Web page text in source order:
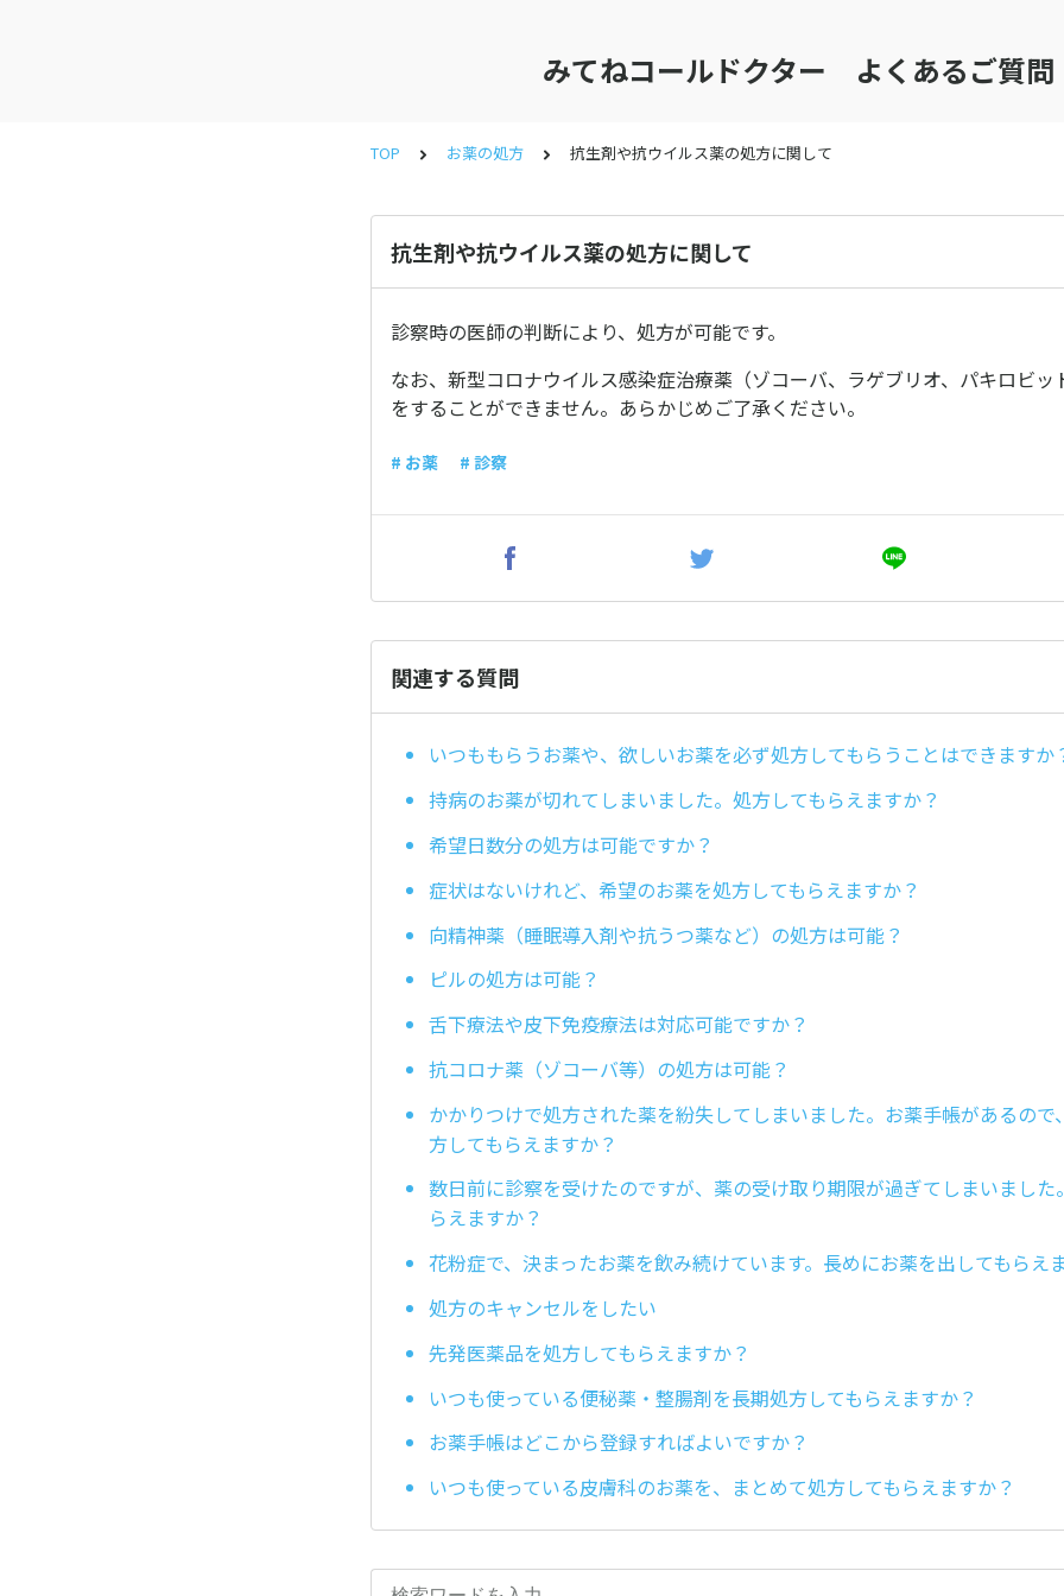
みてねコールドクター よくあるご質問
TOP お薬の処方 抗生剤や抗ウイルス薬の処方に関して
抗生剤や抗ウイルス薬の処方に関して
診察時の医師の判断により、処方が可能です。
なお、新型コロナウイルス感染症治療薬（ゾコーバ、ラゲブリオ、パキロビッ
をすることができません。あらかじめご了承ください。
# お薬 # 診察
関連する質問
いつももらうお薬や、欲しいお薬を必ず処方してもらうことはできますか
持病のお薬が切れてしまいました。処方してもらえますか？
希望日数分の処方は可能ですか？
症状はないけれど、希望のお薬を処方してもらえますか？
向精神薬（睡眠導入剤や抗うつ薬など）の処方は可能？
ピルの処方は可能？
舌下療法や皮下免疫療法は対応可能ですか？
抗コロナ薬（ゾコーバ等）の処方は可能？
かかりつけで処方された薬を紛失してしまいました。お薬手帳があるので
方してもらえますか？
数日前に診察を受けたのですが、薬の受け取り期限が過ぎてしまいました
らえますか？
花粉症で、決まったお薬を飲み続けています。長めにお薬を出してもらえ
処方のキャンセルをしたい
先発医薬品を処方してもらえますか？
いつも使っている便秘薬・整腸剤を長期処方してもらえますか？
お薬手帳はどこから登録すればよいですか？
いつも使っている皮膚科のお薬を、まとめて処方してもらえますか？